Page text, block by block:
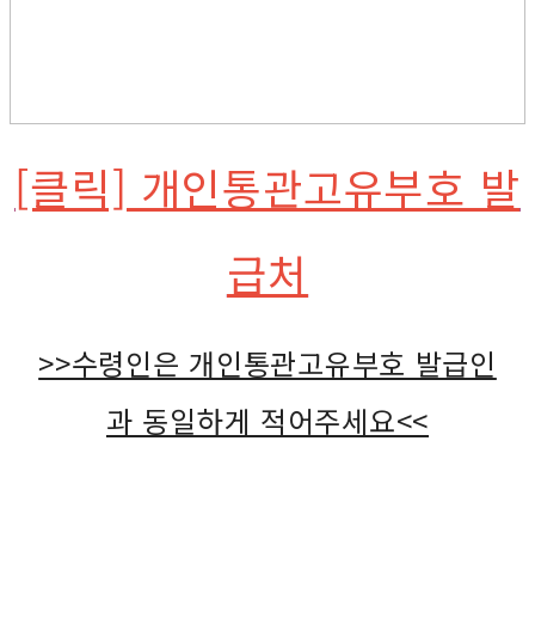
[클릭] 개인통관고유부호 발
급처
>>수령인은 개인통관고유부호 발급인
과 동일하게 적어주세요<<